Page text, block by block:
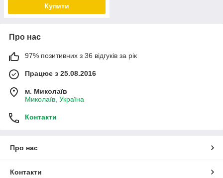
Купити
Про нас
97% позитивних з 36 відгуків за рік
Працює з 25.08.2016
м. Миколаїв
Миколаїв, Україна
Контакти
Про нас
Контакти